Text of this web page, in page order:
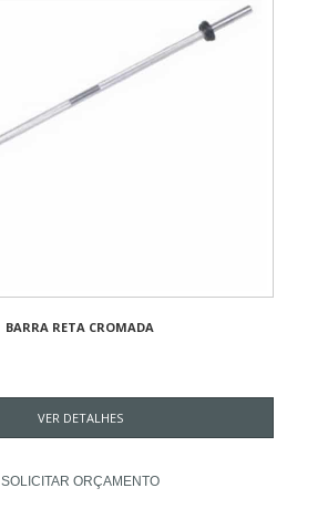
BARRA RETA CROMADA
VER DETALHES
SOLICITAR ORÇAMENTO